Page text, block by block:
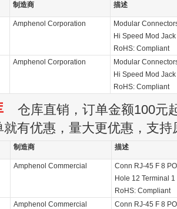
制造商 描述
Amphenol Corporation
Modular
Hi Speed Mod
RoHS: Compliant
Amphenol Corporation
Modular
Hi Speed Mod
RoHS: Compliant
仓库直销，订单金额100元
就有优惠，量大更优惠，支持
制造商 描述
Amphenol Commercial
Conn RJ-45 F 8
Hole 12 Terminal
RoHS: Compliant
Amphenol Commercial
Conn RJ-45 F 8